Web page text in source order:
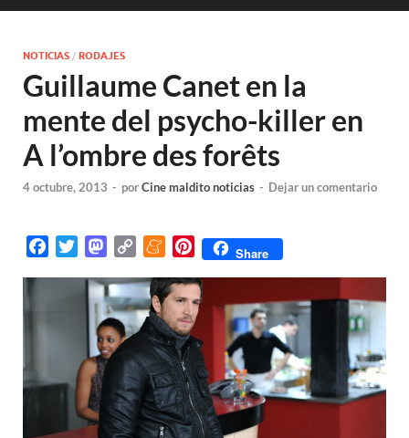
NOTICIAS / RODAJES
Guillaume Canet en la
mente del psycho-killer en
A l’ombre des forêts
4 octubre, 2013 - porCine maldito noticias - Dejar un comentario
e
r
M
s
t
o
d
p
y
L
i
n
k
M
n
e
a
m
e
P
n
t
e
r
e
s
t
Share